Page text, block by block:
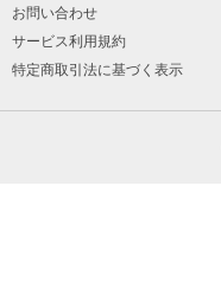
お問い合わせ
サービス利用規約
特定商取引法に基づく表示